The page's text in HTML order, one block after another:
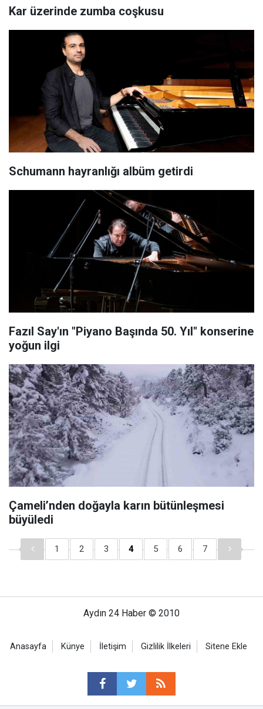
Kar üzerinde zumba coşkusu
Schumann hayranlığı albüm getirdi
Fazıl Say'ın "Piyano Başında 50. Yıl" konserine
yoğun ilgi
Çameli’nden doğayla karın bütünleşmesi
büyüledi
1 2 3 4 5 6 7
Aydın 24 Haber © 2010
Anasayfa Künye İletişim Gizlilik İlkeleri Sitene Ekle